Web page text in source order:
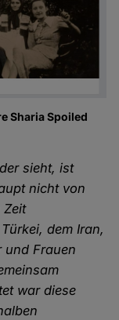
Sharia Spoiled
sieht, ist
nicht von
Zeit
dem Iran,
und Frauen
war diese